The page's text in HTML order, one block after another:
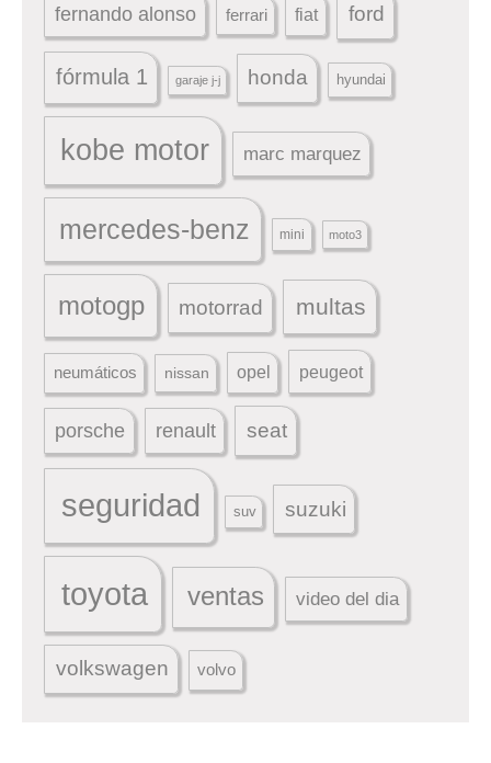
fernando alonso ferrari fiat ford
fórmula 1 garaje j-j honda hyundai
kobe motor marc marquez
mercedes-benz mini moto3
motogp motorrad multas
neumáticos nissan opel peugeot
porsche renault seat
seguridad suv suzuki
toyota ventas video del dia
volkswagen volvo